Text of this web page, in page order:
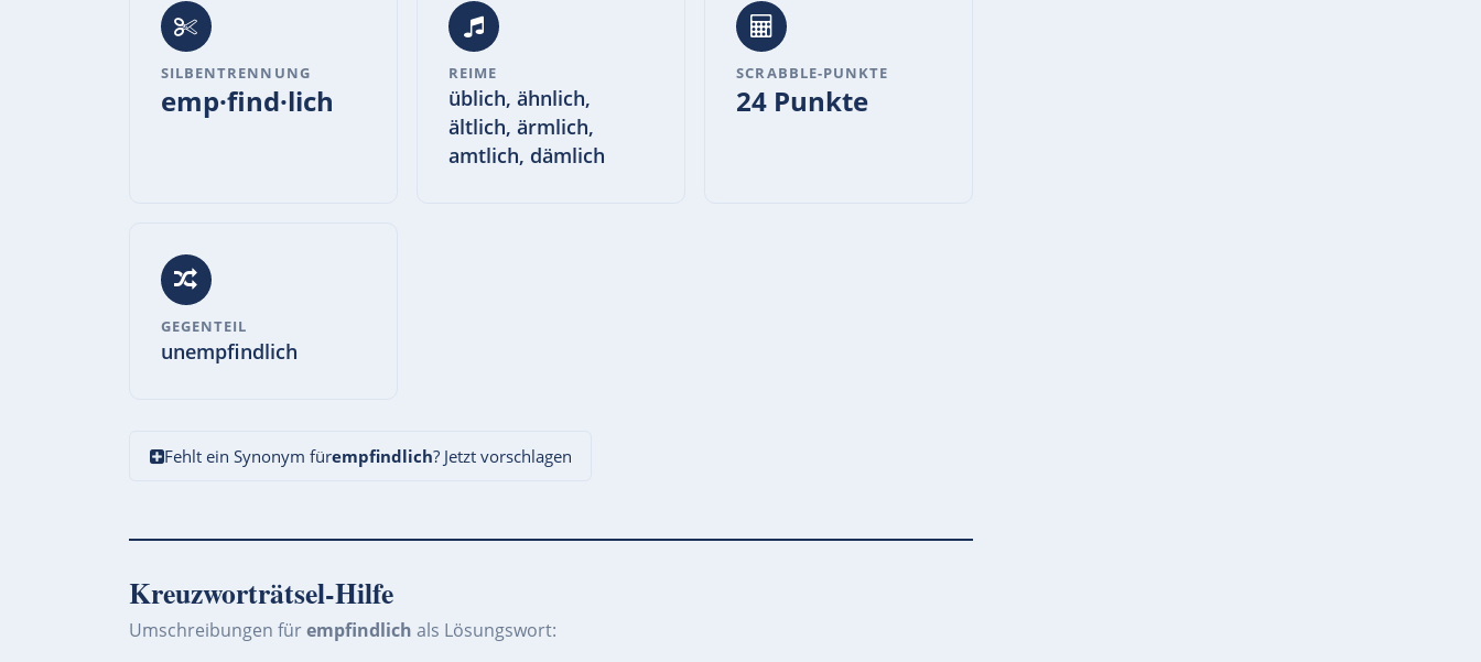
SILBENTRENNUNG
emp·find·lich
REIME
üblich, ähnlich,
ältlich, ärmlich,
amtlich, dämlich
SCRABBLE-PUNKTE
24 Punkte
GEGENTEIL
unempfindlich
Fehlt ein Synonym fürempfindlich? Jetzt vorschlagen
Kreuzworträtsel-Hilfe
Umschreibungen fürempfindlich als Lösungswort: